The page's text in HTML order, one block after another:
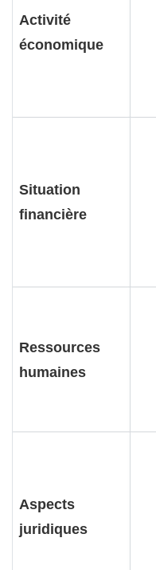
Activité
économique
Situation
financière
Ressources
humaines
Aspects
juridiques